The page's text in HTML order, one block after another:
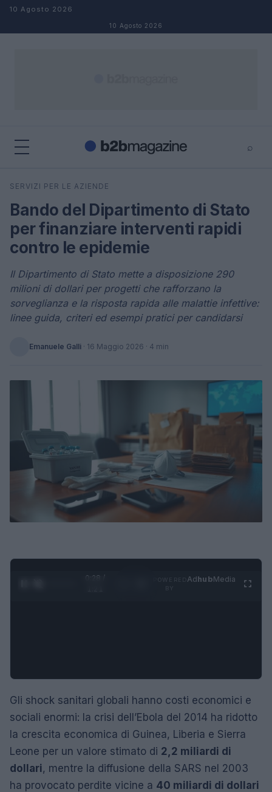
Salta al contenuto
10 Agosto 2026
10 Agosto 2026
⌕
Cerca
SERVIZI PER LE AZIENDE
Bando del Dipartimento di Stato
per finanziare interventi rapidi
contro le epidemie
Il Dipartimento di Stato mette a disposizione 290
milioni di dollari per progetti che rafforzano la
sorveglianza e la risposta rapida alle malattie infettive:
linee guida, criteri ed esempi pratici per candidarsi
Emanuele Galli · 16 Maggio 2026 · 4 min
0:29 /
AdhubMedia
Gli shock sanitari globali hanno costi economici e
sociali enormi: la crisi dell’Ebola del 2014 ha ridotto
la crescita economica di Guinea, Liberia e Sierra
Leone per un valore stimato di 2,2 miliardi di
dollari, mentre la diffusione della SARS nel 2003
ha provocato perdite vicine a 40 miliardi di dollari